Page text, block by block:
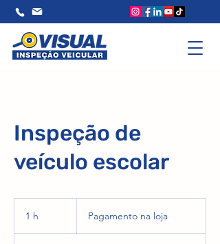
Inspeção de
veículo escolar
1 h Pagamento na loja